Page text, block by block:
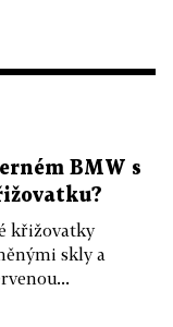
BMW s
křižovatky
skly a